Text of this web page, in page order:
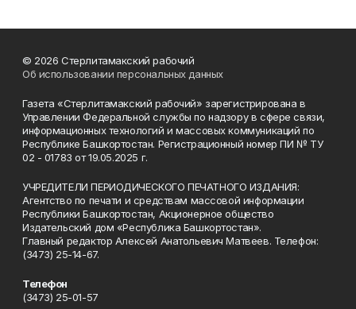
© 2026 Стерлитамакский рабочий
Об использовании персональных данных
Газета «Стерлитамакский рабочий» зарегистрирована в
Управлении Федеральной службы по надзору в сфере связи,
информационных технологий и массовых коммуникаций по
Республике Башкортостан. Регистрационный номер ПИ № ТУ
02 - 01783 от 19.05.2025 г.
УЧРЕДИТЕЛИ ПЕРИОДИЧЕСКОГО ПЕЧАТНОГО ИЗДАНИЯ:
Агентство по печати и средствам массовой информации
Республики Башкортостан, Акционерное общество
Издательский дом «Республика Башкортостан».
Главный редактор Алексей Анатольевич Матвеев. Телефон:
(3473) 25-14-67.
Телефон
(3473) 25-01-57